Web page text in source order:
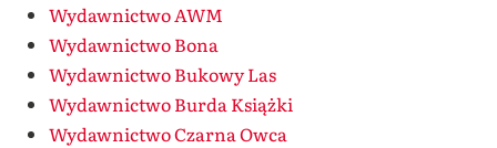
Wydawnictwo AWM
Wydawnictwo Bona
Wydawnictwo Bukowy Las
Wydawnictwo Burda Książki
Wydawnictwo Czarna Owca